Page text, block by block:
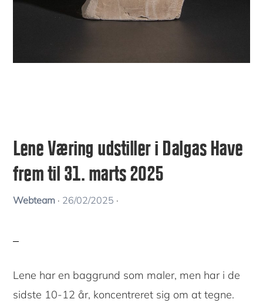
Lene Væring udstiller i Dalgas Have
frem til 31. marts 2025
Webteam · 26/02/2025 ·
Lene har en baggrund som maler, men har i de
sidste 10-12 år, koncentreret sig om at tegne.